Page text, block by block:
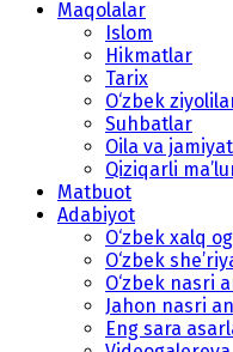
Maqolalar
Islom
Hikmatlar
Tarix
O‘zbek
Suhbatlar
Oila va jamiyat
Qiziqarli
Matbuot
Adabiyot
O‘zbek xalq
O‘zbek
O‘zbek nasri
Jahon nasri
Eng sara